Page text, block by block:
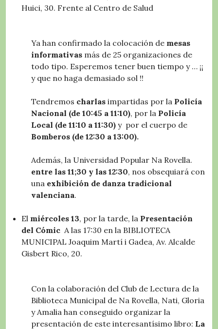
Huici, 30. Frente al Centro de Salud
Ya han confirmado la colocación de mesas
informativas más de 25 organizaciones de
todo tipo. Esperemos tener buen tiempo y … ¡¡
y que no haga demasiado sol !!
Tendremos charlas impartidas por la Policía
Nacional (de 10:45 a 11:10), por la Policía
Local (de 11:10 a 11:30) y por el cuerpo de
Bomberos (de 12:30 a 13:00).
Además, la Universidad Popular Na Rovella.
entre las 11;30 y las 12:30, nos obsequiará con
una exhibición de danza tradicional
valenciana.
El miércoles 13, por la tarde, la Presentación
del Cómic A las 17:30 en la BIBLIOTECA
MUNICIPAL Joaquim Martí i Gadea, Av. Alcalde
Gisbert Rico, 20.
Con la colaboración del Club de Lectura de la
Biblioteca Municipal de Na Rovella, Nati, Gloria
y Amalia han conseguido organizar la
presentación de este interesantísimo libro: La